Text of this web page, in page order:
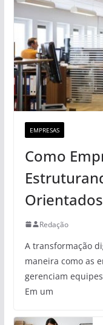
EMPRESAS
Como
Redação
A transformação
maneira como as
gerenciam
Em um